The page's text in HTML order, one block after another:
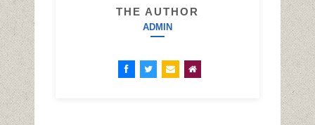
THE AUTHOR
ADMIN